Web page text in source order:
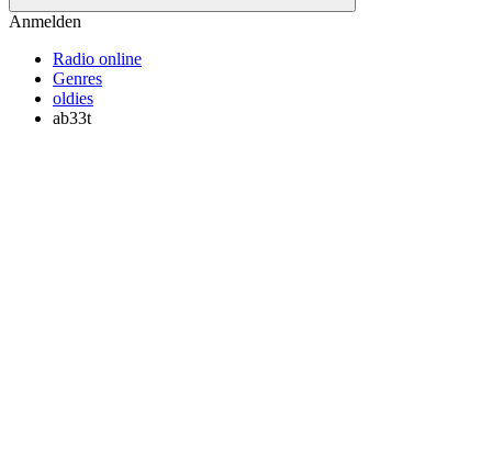
Anmelden
Radio online
Genres
oldies
ab33t